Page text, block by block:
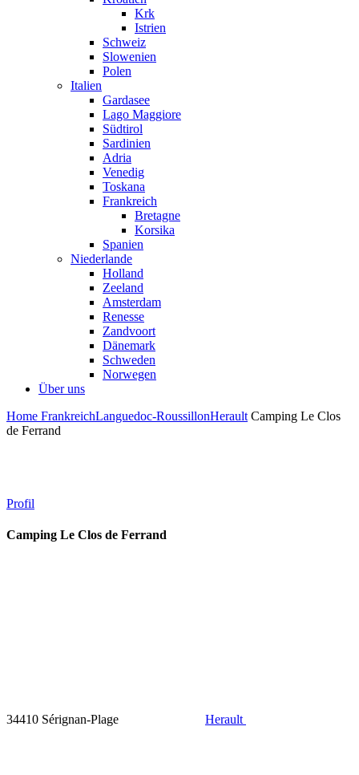
Krk
Istrien
Schweiz
Slowenien
Polen
Italien
Gardasee
Lago Maggiore
Südtirol
Sardinien
Adria
Venedig
Toskana
Frankreich
Bretagne
Korsika
Spanien
Niederlande
Holland
Zeeland
Amsterdam
Renesse
Zandvoort
Dänemark
Schweden
Norwegen
Über uns
Home FrankreichLanguedoc-RoussillonHerault Camping Le Clos
de Ferrand
Profil
Camping Le Clos de Ferrand
34410 Sérignan-Plage Herault